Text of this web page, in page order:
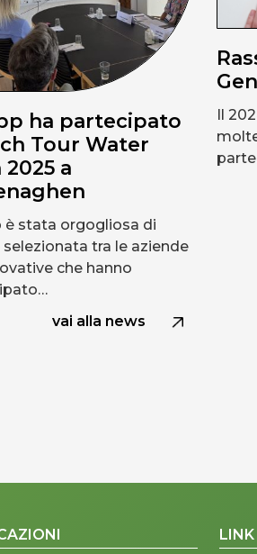
ha partecipato
Tour Water
2025 a
è stata orgogliosa di
selezionata tra le aziende
che hanno
vai alla news
Il
LINK